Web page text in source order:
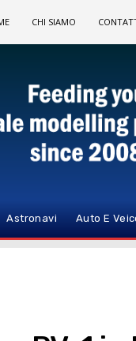
CHI SIAMO
Astronavi Auto E